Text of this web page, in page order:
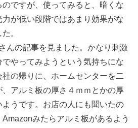
ですが、使ってみると、暗くな
が低い段階ではあまり効果がな
。
んの記事を見ました。かなり刺激
やってみようという気持ちにな
の帰りに、ホームセンターを二
アルミ板の厚さ４ｍｍとかの厚
うです。お店の人にも聞いたの
みたらアルミ板があるよう